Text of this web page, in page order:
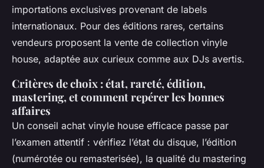
importations exclusives provenant de labels
internationaux. Pour des éditions rares, certains
vendeurs proposent la vente de collection vinyle
house, adaptée aux curieux comme aux DJs avertis.
Critères de choix : état, rareté, édition,
mastering, et comment repérer les bonnes
affaires
Un conseil achat vinyle house efficace passe par
l’examen attentif : vérifiez l’état du disque, l’édition
(numérotée ou remasterisée), la qualité du mastering